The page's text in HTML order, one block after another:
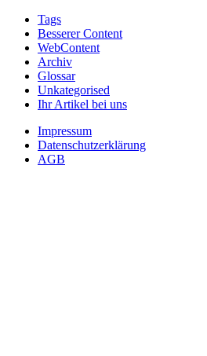
Tags
Besserer Content
WebContent
Archiv
Glossar
Unkategorised
Ihr Artikel bei uns
Impressum
Datenschutzerklärung
AGB